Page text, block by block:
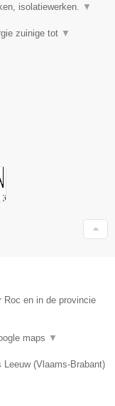
isolatiewerken. ▼
zuinige tot ▼
Roc en in de provincie
maps ▼
Leeuw(Vlaams-Brabant)